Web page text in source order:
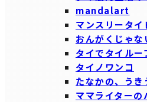
mandalart
マンスリータイ
おんがくじゃな
タイでタイルー
タイノワンコ
たなかの、うき
ママライター